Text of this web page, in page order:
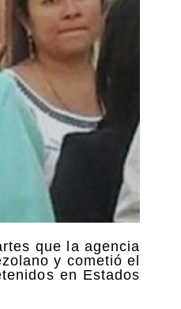
que la agencia
y cometió el
en Estados